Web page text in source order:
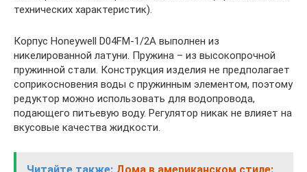
технических характеристик).
Корпус Honeywell D04FM-1/2A выполнен из
никелированной латуни. Пружина – из высокопрочной
пружинной стали. Конструкция изделия не предполагает
соприкосновения воды с пружинным элементом, поэтому
редуктор можно использовать для водопровода,
подающего питьевую воду. Регулятор никак не влияет на
вкусовые качества жидкости.
Читайте также: Дома в американском стиле: